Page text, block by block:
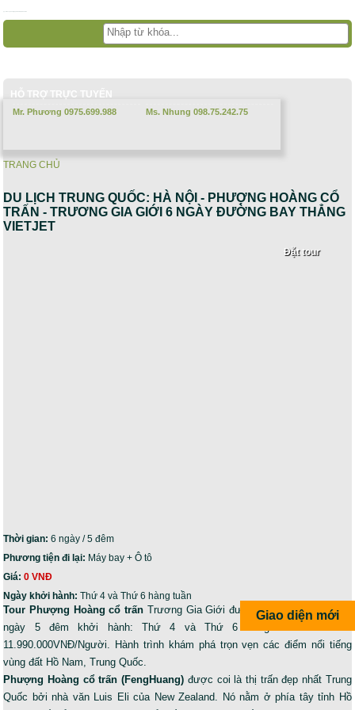
HỖ TRỢ TRỰC TUYẾN
Mr. Phương 0975.699.988 Ms. Nhung 098.75.242.75
TRANG CHỦ
DU LỊCH TRUNG QUỐC: HÀ NỘI - PHƯỢNG HOÀNG CỔ
TRẤN - TRƯƠNG GIA GIỚI 6 NGÀY ĐƯỜNG BAY THẲNG
VIETJET
Đặt tour
Thời gian:6 ngày / 5 đêm
Phương tiện đi lại: Máy bay + Ô tô
Giá:0 VNĐ
Ngày khởi hành:Thứ 4 và Thứ 6 hàng tuần
Tour Phượng Hoàng cổ trấn Trương Gia Giới đường bay thẳng Vietjet 6
ngày 5 đêm khởi hành: Thứ 4 và Thứ 6 hàng tuần. Giá chỉ:
11.990.000VNĐ/Người. Hành trình khám phá trọn vẹn các điểm nổi tiếng
vùng đất Hồ Nam, Trung Quốc.
Phượng Hoàng cổ trấn (FengHuang) được coi là thị trấn đẹp nhất Trung
Quốc bởi nhà văn Luis Eli của New Zealand. Nó nằm ở phía tây tỉnh Hồ
Giao diện mới